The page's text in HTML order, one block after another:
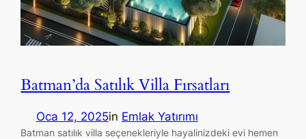
Batman’da Satılık Villa Fırsatları
Oca 12, 2025in Emlak Yatırımı
Batman satılık villa seçenekleriyle hayalinizdeki evi hemen